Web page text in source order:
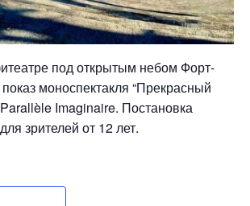
под открытым небом Форт-
моноспектакля “Прекрасный
Imaginaire. Постановка
зрителей от 12 лет.